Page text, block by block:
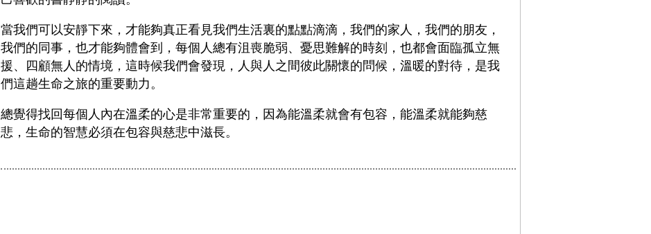
當我們可以安靜下來，才能夠真正看見我們生活裏的點點滴滴，我們的家人，我們的朋友，
我們的同事，也才能夠體會到，每個人總有沮喪脆弱、憂思難解的時刻，也都會面臨孤立無
援、四顧無人的情境，這時候我們會發現，人與人之間彼此關懷的問候，溫暖的對待，是我
們這趟生命之旅的重要動力。
總覺得找回每個人內在溫柔的心是非常重要的，因為能溫柔就會有包容，能溫柔就能夠慈
悲，生命的智慧必須在包容與慈悲中滋長。